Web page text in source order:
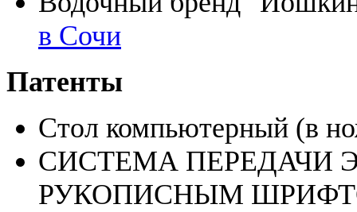
в Сочи
Патенты
Стол компьютерный (в
СИСТЕМА ПЕРЕДАЧИ
РУКОПИСНЫМ